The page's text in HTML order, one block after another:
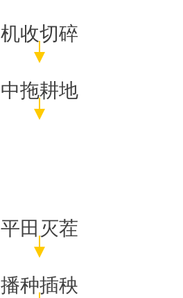
机收切碎
中拖耕地
平田灭茬
播种插秧